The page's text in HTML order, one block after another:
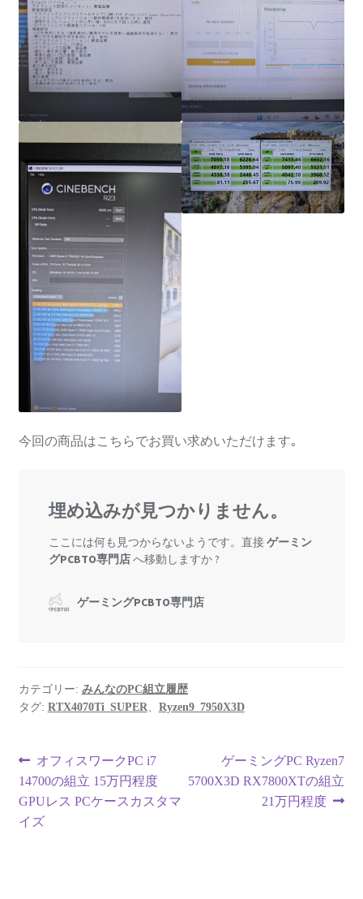
今回の商品はこちらでお買い求めいただけます｡
カテゴリー: みんなのPC組立履歴
タグ: RTX4070Ti_SUPER Ryzen9_7950X3D
投
稿
ナ
前
の
投
稿:
オフィスワークPC i7
14700の組立 15万円程度
GPUレス PCケースカスタマ
イズ
次
の
ゲーミングPC Ryzen7
5700X3D RX7800XTの組立
21万円程度